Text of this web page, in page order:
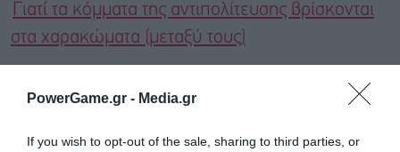
PowerGame.gr - Media.gr
If you wish to opt-out of the sale, sharing to third parties, or
Γιατί τα κόμματα της αντιπολίτευσης βρίσκονται
στα χαρακώματα (μεταξύ τους)
Τσίπρας, Καρυστιανού, Κασσελάκης: Ιδεολογική